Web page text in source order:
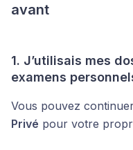
avant
1. J’utilisais mes
examens
Vous pouvez
Privé pour votre